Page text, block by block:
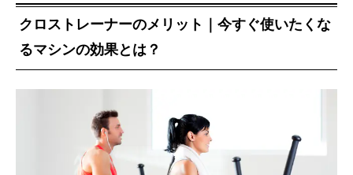
クロストレーナーのメリット｜今すぐ使いたくな
るマシンの効果とは？